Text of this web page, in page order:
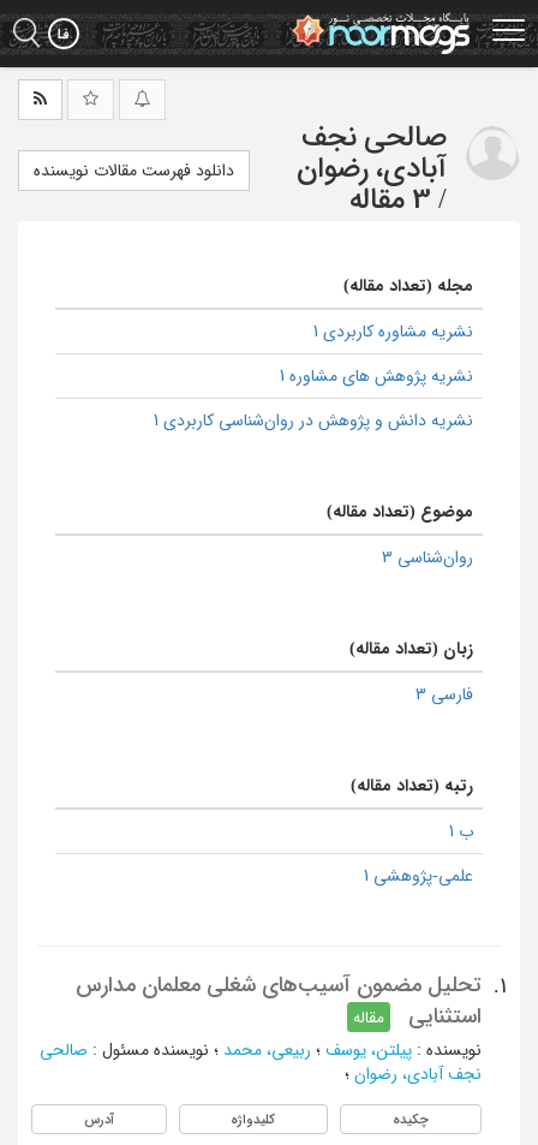
Skip
to
main
صالحی نجف
آبادی، رضوان
/ 3 مقاله
دانلود فهرست مقالات نویسنده
مجله (تعداد مقاله)
نشریه مشاوره کاربردی 1
نشریه پژوهش های مشاوره 1
نشریه دانش و پژوهش در روان‌شناسی کاربردی 1
موضوع (تعداد مقاله)
روان‌شناسی 3
زبان (تعداد مقاله)
فارسی 3
رتبه (تعداد مقاله)
ب 1
علمی-پژوهشی 1
1.
تحلیل مضمون آسیب‌های شغلی معلمان مدارس
استثنایی
مقاله
نویسنده : پیلتن، یوسف ؛ ربیعی، محمد ؛ نویسنده مسئول : صالحی
نجف آبادی، رضوان ؛
چکیده کلیدواژه آدرس